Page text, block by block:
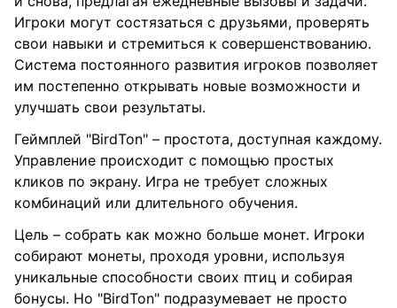
Игроки могут состязаться с друзьями, проверять
свои навыки и стремиться к совершенствованию.
Система постоянного развития игроков позволяет
им постепенно открывать новые возможности и
улучшать свои результаты.
Геймплей "BirdTon" – простота, доступная каждому.
Управление происходит с помощью простых
кликов по экрану. Игра не требует сложных
комбинаций или длительного обучения.
Цель – собрать как можно больше монет. Игроки
собирают монеты, проходя уровни, используя
уникальные способности своих птиц и собирая
бонусы. Но "BirdTon" подразумевает не просто